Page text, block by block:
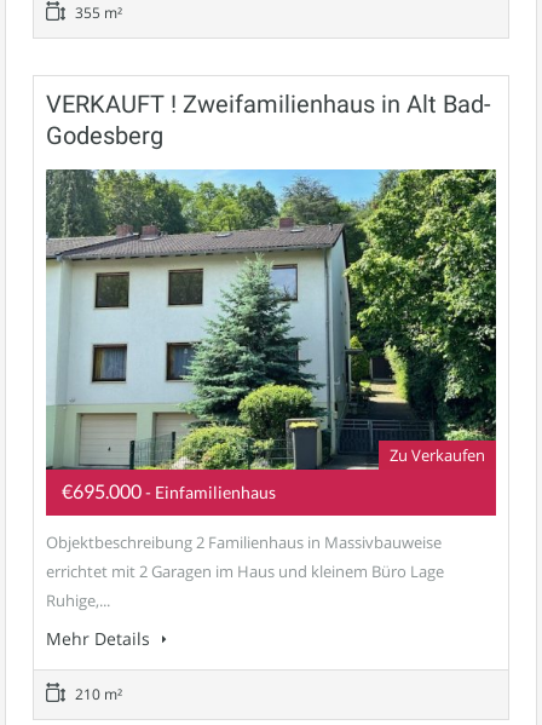
355 m²
VERKAUFT ! Zweifamilienhaus in Alt Bad-
Godesberg
Zu Verkaufen
€695.000- Einfamilienhaus
Objektbeschreibung 2 Familienhaus in Massivbauweise
errichtet mit 2 Garagen im Haus und kleinem Büro Lage
Ruhige,...
Mehr Details
210 m²